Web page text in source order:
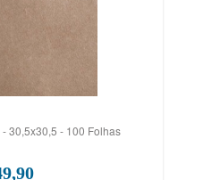
30,5x30,5 - 100 Folhas